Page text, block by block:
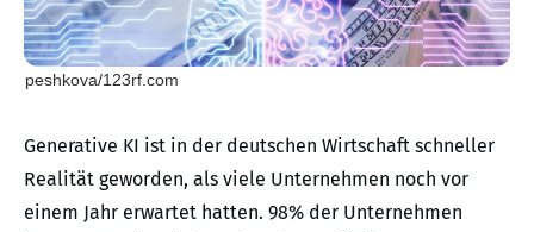
peshkova/123rf.com
Generative KI ist in der deutschen Wirtschaft schneller
Realität geworden, als viele Unternehmen noch vor
einem Jahr erwartet hatten. 98% der Unternehmen